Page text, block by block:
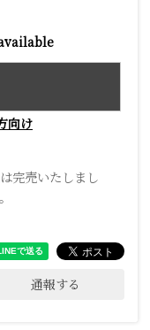
向け
完売いたしまし
通報する